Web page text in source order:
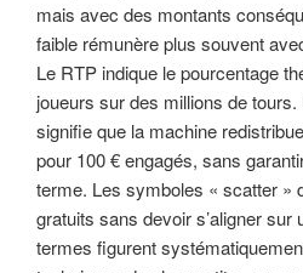
mais avec des montants
faible rémunère plus souvent
Le RTP indique le pourcentage
joueurs sur des millions de
signifie que la machine
pour 100 € engagés, sans
terme. Les symboles « scatter »
gratuits sans devoir s’aligner sur
termes figurent